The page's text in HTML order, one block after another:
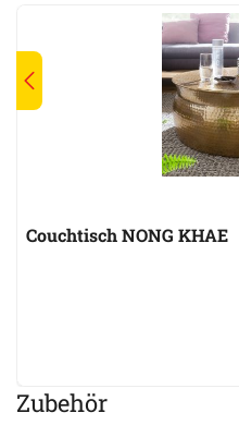
Couchtisch NONG KHAE
Zubehör